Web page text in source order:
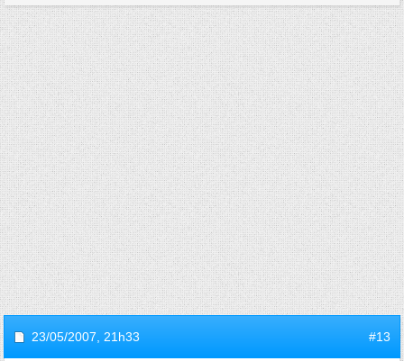
23/05/2007, 21h33 #13